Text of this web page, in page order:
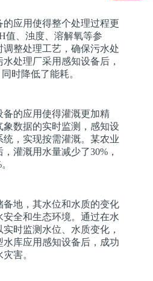
应用使得整个处理过程更
值、浊度、溶解氧等参
整处理工艺，确保污水处
处理厂采用感知设备后，
时降低了能耗。
的应用使得灌溉更加精
数据的实时监测，感知设
，实现按需灌溉。某农业
灌溉用水量减少了30%，
备地，其水位和水质的变化
全和生态环境。通过在水
时监测水位、水质变化，
库应用感知设备后，成功
害。